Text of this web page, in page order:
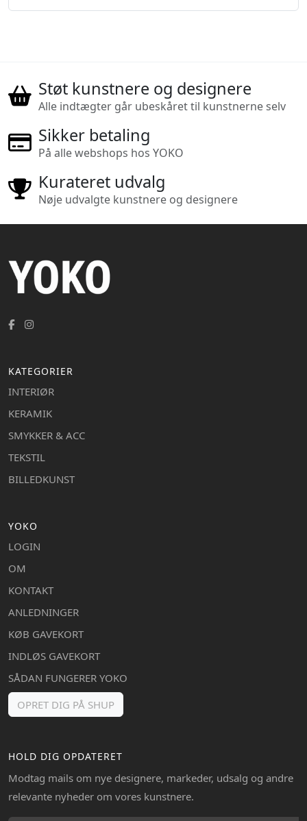
Støt kunstnere og designere
Alle indtægter går ubeskåret til kunstnerne selv
Sikker betaling
På alle webshops hos YOKO
Kurateret udvalg
Nøje udvalgte kunstnere og designere
KATEGORIER
INTERIØR
KERAMIK
SMYKKER & ACC
TEKSTIL
BILLEDKUNST
YOKO
LOGIN
OM
KONTAKT
ANLEDNINGER
KØB GAVEKORT
INDLØS GAVEKORT
SÅDAN FUNGERER YOKO
OPRET DIG PÅ SHUP
HOLD DIG OPDATERET
Modtag mails om nye designere, markeder, udsalg og andre
relevante nyheder om vores kunstnere.